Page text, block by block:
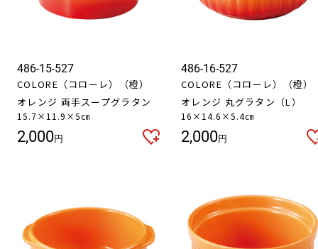
486-15-527
COLORE（コローレ）（橙）
オレンジ 両手スープグラタン
15.7×11.9×5㎝
2,000円
486-16-527
COLORE（コローレ）（橙）
オレンジ 丸グラタン（L）
16×14.6×5.4㎝
2,000円